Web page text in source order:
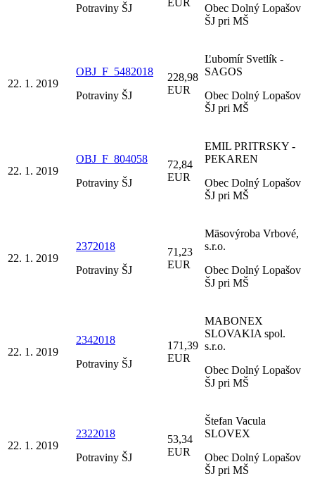
Potraviny ŠJ
Obec Dolný Lopašov
ŠJ pri MŠ
22. 1. 2019
OBJ_F_5482018
Potraviny ŠJ
228,98
EUR
Ľubomír Svetlík -
SAGOS
Obec Dolný Lopašov
ŠJ pri MŠ
22. 1. 2019
OBJ_F_804058
Potraviny ŠJ
72,84
EUR
EMIL PRITRSKY -
PEKAREN
Obec Dolný Lopašov
ŠJ pri MŠ
22. 1. 2019
2372018
Potraviny ŠJ
71,23
EUR
Mäsovýroba Vrbové,
s.r.o.
Obec Dolný Lopašov
ŠJ pri MŠ
22. 1. 2019
2342018
Potraviny ŠJ
171,39
EUR
MABONEX
SLOVAKIA spol.
s.r.o.
Obec Dolný Lopašov
ŠJ pri MŠ
22. 1. 2019
2322018
Potraviny ŠJ
53,34
EUR
Štefan Vacula
SLOVEX
Obec Dolný Lopašov
ŠJ pri MŠ